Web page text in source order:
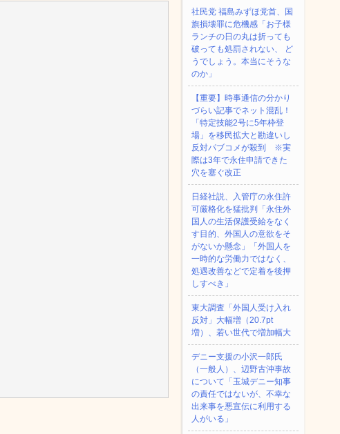
社民党 福島みずほ党首、国
旗損壊罪に危機感「お子様
ランチの日の丸は折っても
破っても処罰されない、 ど
うでしょう。本当にそうな
のか」
【重要】時事通信の分かり
づらい記事でネット混乱！
「特定技能2号に5年枠登
場」を移民拡大と勘違いし
反対パブコメが殺到 ※実
際は3年で永住申請できた
穴を塞ぐ改正
日経社説、入管庁の永住許
可厳格化を猛批判「永住外
国人の生活保護受給をなく
す目的、外国人の意欲をそ
がないか懸念」「外国人を
一時的な労働力ではなく、
処遇改善などで定着を後押
しすべき」
東大調査「外国人受け入れ
反対」大幅増（20.7pt
増）、若い世代で増加幅大
デニー支援の小沢一郎氏
（一般人）、辺野古沖事故
について「玉城デニー知事
の責任ではないが、不幸な
出来事を悪宣伝に利用する
人がいる」